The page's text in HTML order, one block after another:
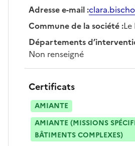
Adresse e-mail:
Commune de la société:
Départements
Non renseigné
Certificats
AMIANTE
AMIANTE (MISSIONS
BÂTIMENTS COMPLEXES)